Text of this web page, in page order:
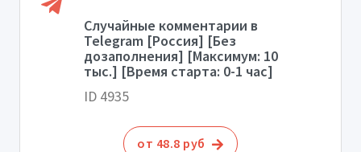
Случайные комментарии в
Telegram [Россия] [Без
дозаполнения] [Максимум: 10
тыс.] [Время старта: 0-1 час]
ID 4935
от 48.8 руб